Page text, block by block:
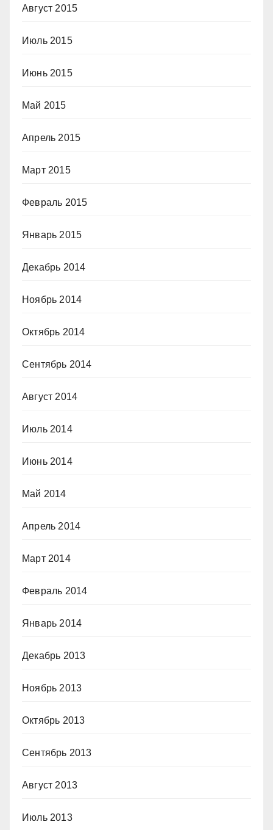
Август 2015
Июль 2015
Июнь 2015
Май 2015
Апрель 2015
Март 2015
Февраль 2015
Январь 2015
Декабрь 2014
Ноябрь 2014
Октябрь 2014
Сентябрь 2014
Август 2014
Июль 2014
Июнь 2014
Май 2014
Апрель 2014
Март 2014
Февраль 2014
Январь 2014
Декабрь 2013
Ноябрь 2013
Октябрь 2013
Сентябрь 2013
Август 2013
Июль 2013